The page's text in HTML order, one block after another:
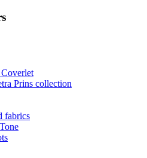
Prins collection
fabrics